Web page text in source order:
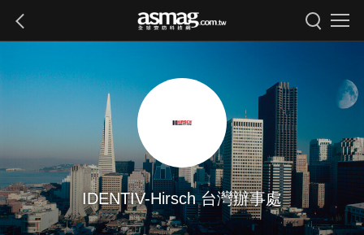
IDENTIV-Hirsch 台灣辦事處